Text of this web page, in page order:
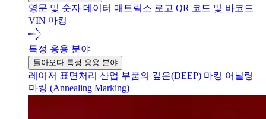
영문 및 숫자 데이터 매트릭스 로고 QR 코드 및 바코드
VIN 마킹
특정 응용 분야
돌아오다 특정 응용 분야
레이저 표면처리 산업 부품의 깊은(DEEP) 마킹 어닐링
마킹 (Annealing Marking)